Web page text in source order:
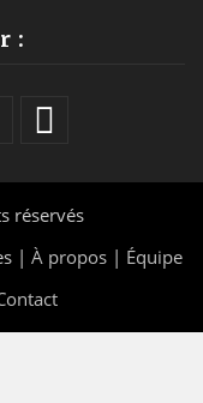
:
réservés
| À propos | Équipe